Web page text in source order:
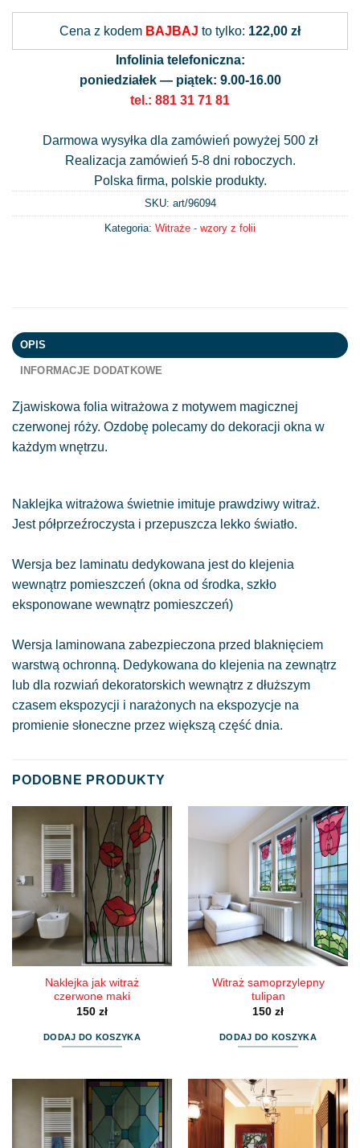
Cena z kodem BAJBAJ to tylko: 122,00 zł
Infolinia telefoniczna:
poniedziałek — piątek: 9.00-16.00
tel.: 881 31 71 81
Darmowa wysyłka dla zamówień powyżej 500 zł
Realizacja zamówień 5-8 dni roboczych.
Polska firma, polskie produkty.
SKU: art/96094
Kategoria: Witraże - wzory z folii
OPIS
INFORMACJE DODATKOWE
Zjawiskowa folia witrażowa z motywem magicznej
czerwonej róży. Ozdobę polecamy do dekoracji okna w
każdym wnętrzu.
Naklejka witrażowa świetnie imituje prawdziwy witraż.
Jest półprzeźroczysta i przepuszcza lekko światło.
Wersja bez laminatu dedykowana jest do klejenia
wewnątrz pomieszczeń (okna od środka, szkło
eksponowane wewnątrz pomieszczeń)
Wersja laminowana zabezpieczona przed blaknięciem
warstwą ochronną. Dedykowana do klejenia na zewnątrz
lub dla rozwiań dekoratorskich wewnątrz z dłuższym
czasem ekspozycji i narażonych na ekspozycje na
promienie słoneczne przez większą część dnia.
PODOBNE PRODUKTY
Naklejka jak witraż
czerwone maki
150 zł
DODAJ DO KOSZYKA
Witraż samoprzylepny
tulipan
150 zł
DODAJ DO KOSZYKA